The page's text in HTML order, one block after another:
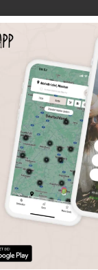
Filterfunktion
mit unserer
größeren